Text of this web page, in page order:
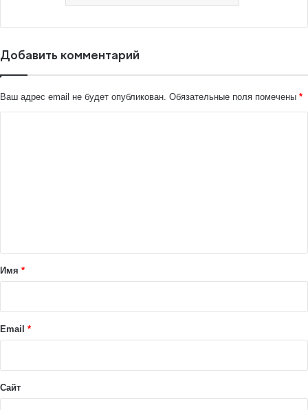
Добавить комментарий
Ваш адрес email не будет опубликован. Обязательные поля помечены *
а
й
Имя *
Email *
Сайт